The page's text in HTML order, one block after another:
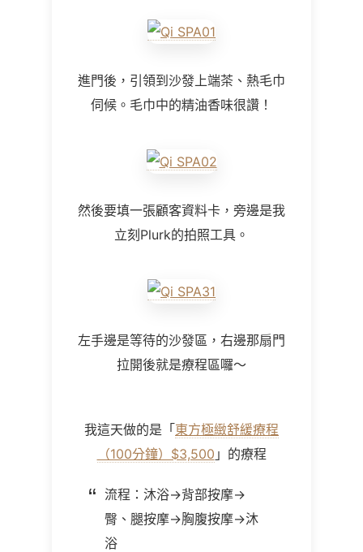
進門後，引領到沙發上端茶、熱毛巾
伺候。毛巾中的精油香味很讚！
然後要填一張顧客資料卡，旁邊是我
立刻Plurk的拍照工具。
左手邊是等待的沙發區，右邊那扇門
拉開後就是療程區囉～
我這天做的是「 東方極緻舒緩療程
（100分鐘）$3,500 」的療程
流程：沐浴→背部按摩→
臀、腿按摩→胸腹按摩→沐
浴